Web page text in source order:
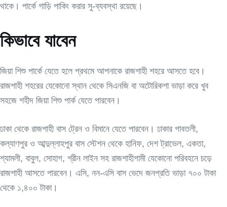
থাকে। পার্কে গাড়ি পাকিং করার সু-ব্যবস্থা রয়েছে।
কিভাবে যাবেন
জিয়া শিশু পার্কে যেতে হলে প্রথমে আপনাকে রাজশাহী শহরে আসতে হবে।
রাজশাহী শহরের যেকোনো স্থান থেকে সিএনজি বা অটোরিকশা ভাড়া করে খুব
সহজে শহীদ জিয়া শিশু পার্ক যেতে পারবেন।
ঢাকা থেকে রাজশাহী বাস ট্রেন ও বিমানে যেতে পারবেন। ঢাকার গাবতলী,
কল্যাণপুর ও আব্দুল্লাহপুর বাস স্টেশন থেকে হানিফ, দেশ ট্রাভেল, একতা,
শ্যামলী, বাবুল, সোহাগ, গ্রীন লাইন সহ রাজশাহীগামী যেকোনো পরিবহনে চড়ে
রাজশাহী আসতে পারবেন। এসি, নন-এসি বাস ভেদে জনপ্রতি ভাড়া ৭০০ টাকা
থেকে ১,৪০০ টাকা।